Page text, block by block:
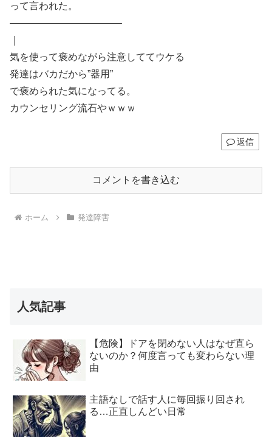
って言われた。
———————————–
気を使って褒めながら注意しててウケる
発達はバカだから”器用”
で褒められた気になってる。
カウンセリング流石やｗｗｗ
返信
コメントを書き込む
ホーム 発達障害
人気記事
【危険】ドアを閉めない人はなぜ直ら
ないのか？何度言っても変わらない理
由
主語なしで話す人に毎回振り回され
る…正直しんどい日常